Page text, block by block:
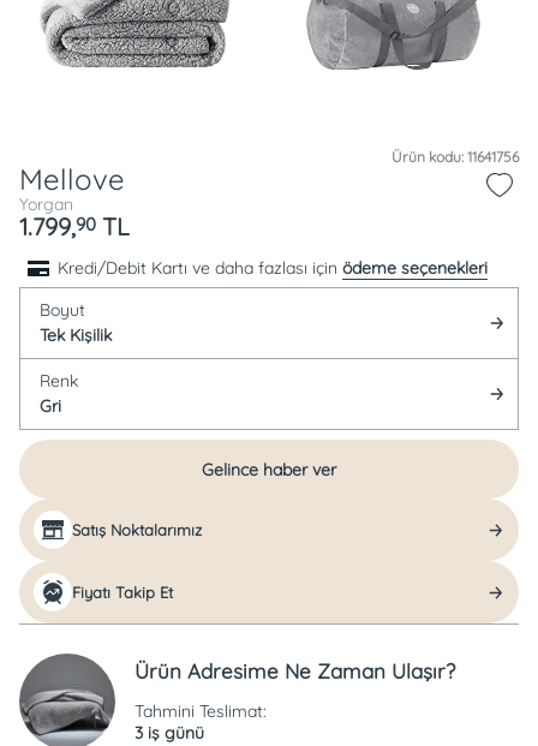
Ürün kodu: 11641756
Mellove
Yorgan
1.799,90 TL
Kredi/Debit Kartı ve daha fazlası için ödeme seçenekleri
Boyut
Tek Kişilik
Renk
Gri
Gelince haber ver
Satış Noktalarımız
Fiyatı Takip Et
Ürün Adresime Ne Zaman Ulaşır?
Tahmini Teslimat:
3 iş günü